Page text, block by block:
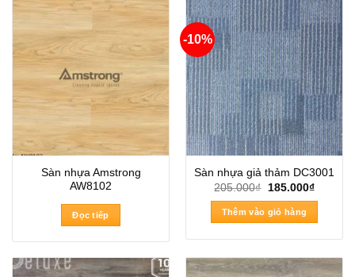
Sàn nhựa Amstrong
AW8102
Đọc tiếp
-10%
Sàn nhựa giả thảm DC3001
205.000₫
Giá
là:
205.000₫.
185.000₫Giá
Thêm vào giỏ hàng